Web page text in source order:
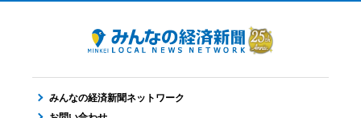
みんなの経済新聞ネットワーク